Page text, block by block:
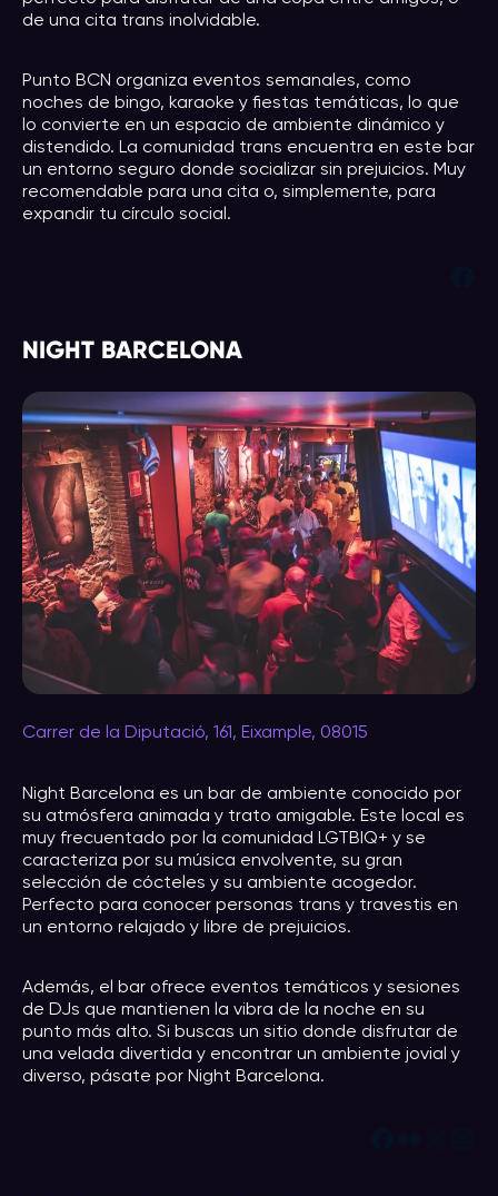
de una cita trans inolvidable.
Punto BCN organiza eventos semanales, como
noches de bingo, karaoke y fiestas temáticas, lo que
lo convierte en un espacio de ambiente dinámico y
distendido. La comunidad trans encuentra en este bar
un entorno seguro donde socializar sin prejuicios. Muy
recomendable para una cita o, simplemente, para
expandir tu círculo social.
NIGHT BARCELONA
Carrer de la Diputació, 161, Eixample, 08015
Night Barcelona es un bar de ambiente conocido por
su atmósfera animada y trato amigable. Este local es
muy frecuentado por la comunidad LGTBIQ+ y se
caracteriza por su música envolvente, su gran
selección de cócteles y su ambiente acogedor.
Perfecto para conocer personas trans y travestis en
un entorno relajado y libre de prejuicios.
Además, el bar ofrece eventos temáticos y sesiones
de DJs que mantienen la vibra de la noche en su
punto más alto. Si buscas un sitio donde disfrutar de
una velada divertida y encontrar un ambiente jovial y
diverso, pásate por Night Barcelona.